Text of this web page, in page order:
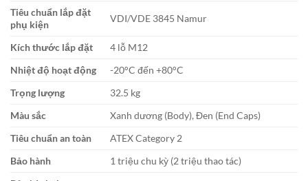
Tiêu chuẩn lắp đặt
phụ kiện
VDI/VDE 3845 Namur
Kích thước lắp đặt
4 lỗ M12
Nhiệt độ hoạt động
-20°C đến +80°C
Trọng lượng
32.5 kg
Màu sắc
Xanh dương (Body), Đen (End Caps)
Tiêu chuẩn an toàn
ATEX Category 2
Bảo hành
1 triệu chu kỳ (2 triệu thao tác)